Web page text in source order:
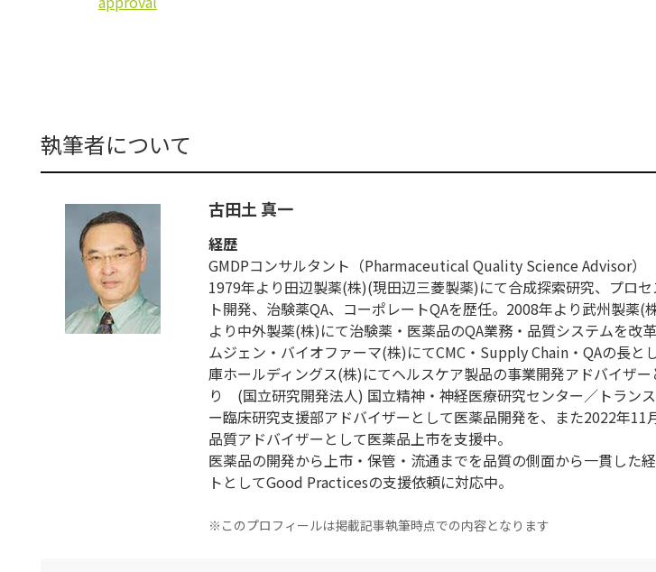
執筆者について
古田土 真一
経歴
GMDPコンサルタント（Pharmaceutical Quality Science Advisor）
1979年より田辺製薬(株)(現田辺三菱製薬)にて合成探索研究、プロ
ト開発、治験薬QA、コーポレートQAを歴任。2008年より武州製薬(
より中外製薬(株)にて治験薬・医薬品のQA業務・品質システムを改
ムジェン・バイオファーマ(株)にてCMC・Supply Chain・QAの長と
庫ホールディングス(株)にてヘルスケア製品の事業開発アドバイザ
り (国立研究開発法人) 国立精神・神経医療研究センター／トラン
ー臨床研究支援部アドバイザーとして医薬品開発を、また2022年11
品質アドバイザーとして医薬品上市を支援中。
医薬品の開発から上市・保管・流通までを品質の側面から一貫した
トとしてGood Practicesの支援依頼に対応中。
※このプロフィールは掲載記事執筆時点での内容となります